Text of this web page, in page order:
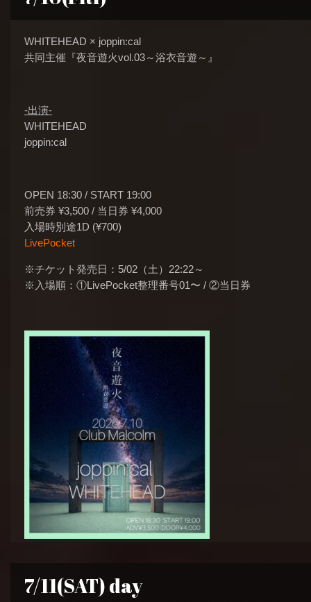
WHITEHEAD × joppin:cal
共同主催『夜音遊火vol.03～浴衣音遊～』
-出演-
WHITEHEAD
joppin:cal
OPEN 18:30 / START 19:00
前売券 ¥3,500 / 当日券 ¥4,000
入場時別途1D (¥700)
LivePocket
※チケット発売日：5/02（土）22:22～
※入場順：①LivePocket整理番号01〜 / ②当日券
7/11(SAT) day